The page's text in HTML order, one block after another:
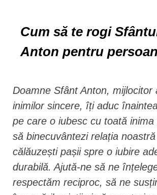
Cum să te rogi
Anton pentru
Doamne Sfânt Anton, mijlocitor
inimilor sincere, îți aduc
pe care o iubesc cu toată inima
să binecuvântezi relația
călăuzești pașii spre o iubire
durabilă. Ajută-ne să ne
respectăm reciproc, să ne